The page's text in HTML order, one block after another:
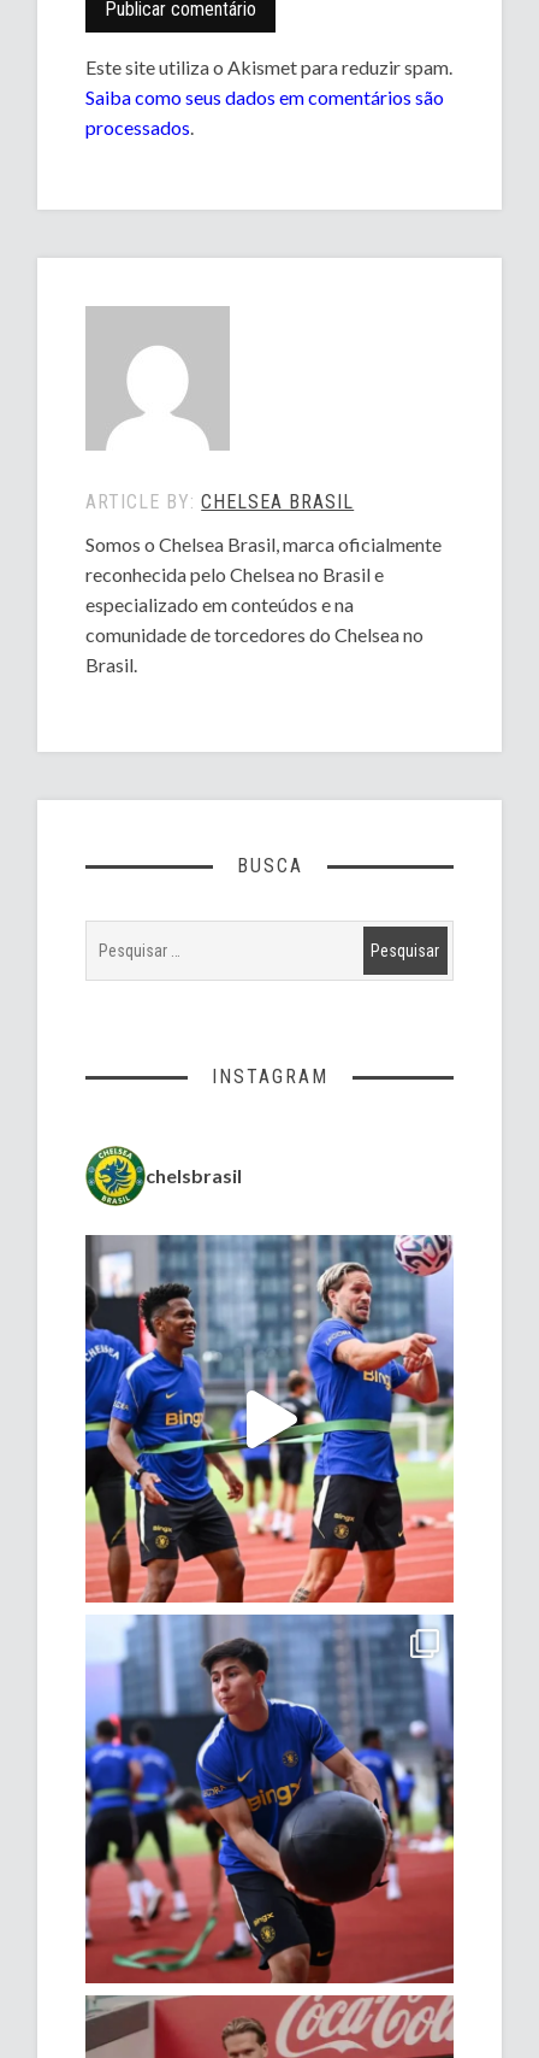
Este site utiliza o Akismet para reduzir spam.
Saiba como seus dados em comentários são
processados
ARTICLE BY:CHELSEA BRASIL
Somos o Chelsea Brasil, marca oficialmente
reconhecida pelo Chelsea no Brasil e
especializado em conteúdos e na
comunidade de torcedores do Chelsea no
Brasil.
BUSCA
INSTAGRAM
chelsbrasil